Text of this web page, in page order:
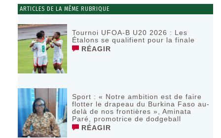
ARTICLES DE LA MÊME RUBRIQUE
Tournoi UFOA-B U20 2026 : Les
Étalons se qualifient pour la finale
RÉAGIR
Sport : « Notre ambition est de faire
flotter le drapeau du Burkina Faso au-
delà de nos frontières », Aminata
Paré, promotrice de dodgeball
RÉAGIR